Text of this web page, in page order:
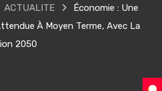
ACTUALITE
Économie : Une
À Moyen Terme, Avec La
2050